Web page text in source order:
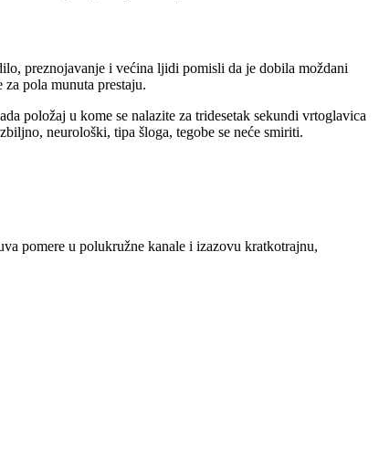
preznojavanje i većina ljidi pomisli da je dobila moždani
pola munuta prestaju.
položaj u kome se nalazite za tridesetak sekundi vrtoglavica
neurološki, tipa šloga, tegobe se neće smiriti.
pomere u polukružne kanale i izazovu kratkotrajnu,